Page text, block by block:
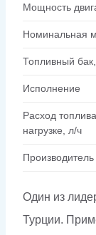
Мощность
Номинальная
Топливный
Исполнение
Расход
нагрузке, л/ч
Производитель
Один из
Турции.